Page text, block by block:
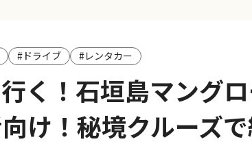
#ドライブ #レンタカー
く！石垣島マング
け！秘境クルーズ